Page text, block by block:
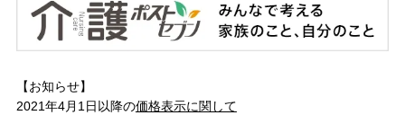
【お知らせ】
2021年4月1日以降の価格表示に関して